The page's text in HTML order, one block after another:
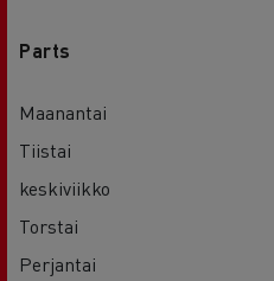
Parts
Maanantai
Tiistai
keskiviikko
Torstai
Perjantai